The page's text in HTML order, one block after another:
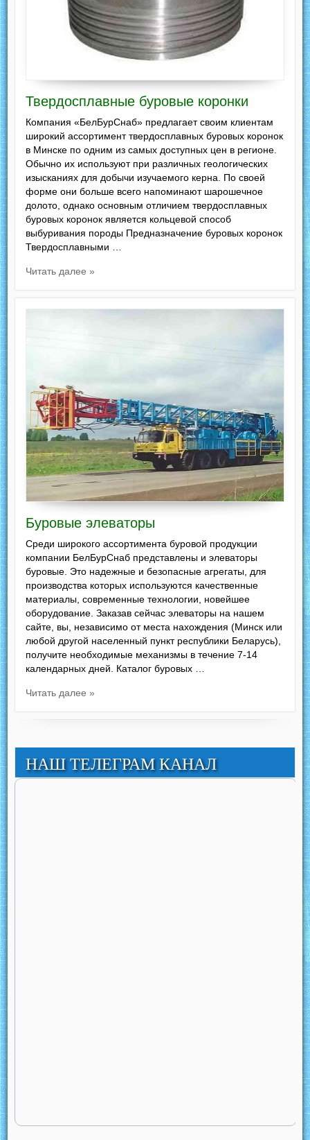
Твердосплавные буровые коронки
Компания «БелБурСнаб» предлагает своим клиентам
широкий ассортимент твердосплавных буровых коронок
в Минске по одним из самых доступных цен в регионе.
Обычно их используют при различных геологических
изысканиях для добычи изучаемого керна. По своей
форме они больше всего напоминают шарошечное
долото, однако основным отличием твердосплавных
буровых коронок является кольцевой способ
выбуривания породы Предназначение буровых коронок
Твердосплавными …
Читать далее »
Буровые элеваторы
Среди широкого ассортимента буровой продукции
компании БелБурСнаб представлены и элеваторы
буровые. Это надежные и безопасные агрегаты, для
производства которых используются качественные
материалы, современные технологии, новейшее
оборудование. Заказав сейчас элеваторы на нашем
сайте, вы, независимо от места нахождения (Минск или
любой другой населенный пункт республики Беларусь),
получите необходимые механизмы в течение 7-14
календарных дней. Каталог буровых …
Читать далее »
НАШ ТЕЛЕГРАМ КАНАЛ